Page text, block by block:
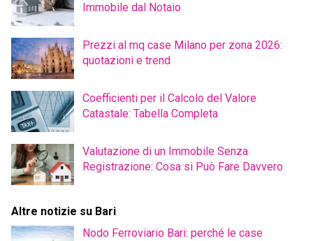
Immobile dal Notaio
Prezzi al mq case Milano per zona 2026:
quotazioni e trend
Coefficienti per il Calcolo del Valore
Catastale: Tabella Completa
Valutazione di un Immobile Senza
Registrazione: Cosa si Può Fare Davvero
Altre notizie su Bari
Nodo Ferroviario Bari: perché le case